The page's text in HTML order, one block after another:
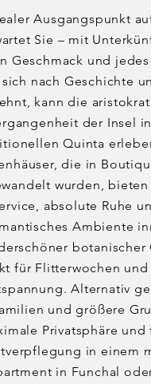
Ausgangspunkt
Sie – mit
Geschmack und
nach Geschichte
kann die
der Insel
Quinta
die in
wurden, bieten
absolute Ruhe
Ambiente
botanischer
für Flitterwochen und
Alternativ
und größere
Privatsphäre
in einem
in Funchal